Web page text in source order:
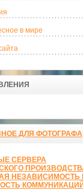
в мире
ДЛЯ ФОТОГРАФА
СЕРВЕРА
НЕЗАВИСИМОСТЬ
КОММУНИКАЦИЙ